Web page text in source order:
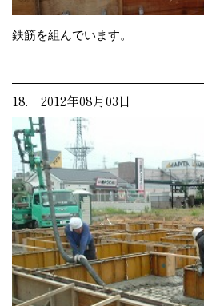
鉄筋を組んでいます。
18. 2012年08月03日